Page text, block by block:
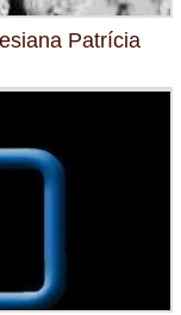
Patrícia